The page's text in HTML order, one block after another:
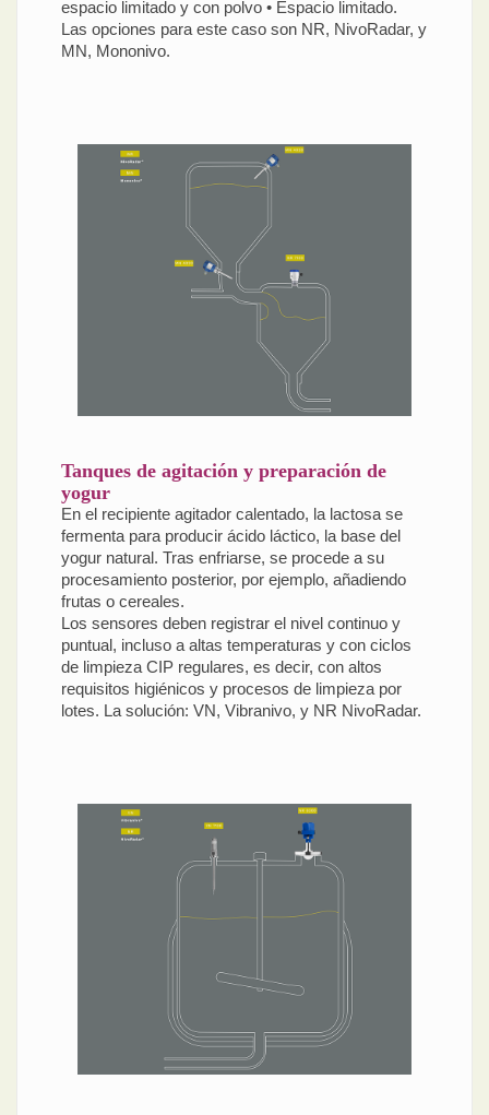
espacio limitado y con polvo • Espacio limitado.
Las opciones para este caso son NR, NivoRadar, y
MN, Mononivo.
Tanques de agitación y preparación de
yogur
En el recipiente agitador calentado, la lactosa se
fermenta para producir ácido láctico, la base del
yogur natural. Tras enfriarse, se procede a su
procesamiento posterior, por ejemplo, añadiendo
frutas o cereales.
Los sensores deben registrar el nivel continuo y
puntual, incluso a altas temperaturas y con ciclos
de limpieza CIP regulares, es decir, con altos
requisitos higiénicos y procesos de limpieza por
lotes. La solución: VN, Vibranivo, y NR NivoRadar.